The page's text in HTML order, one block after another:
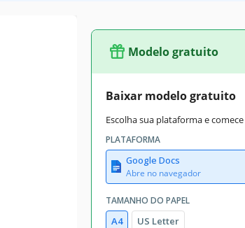
Modelo gratuito
Baixar modelo gratuito
Escolha sua plataforma e
PLATAFORMA
Google Docs
Abre no navegador
TAMANHO DO PAPEL
A4 US Letter